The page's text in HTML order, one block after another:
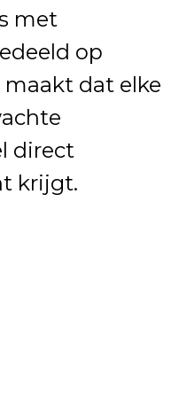
met
op
dat elke
direct
krijgt.